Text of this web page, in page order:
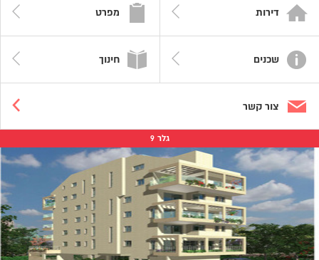
דירות מפרט
שכנים חינוך
צור קשר
גלר 9